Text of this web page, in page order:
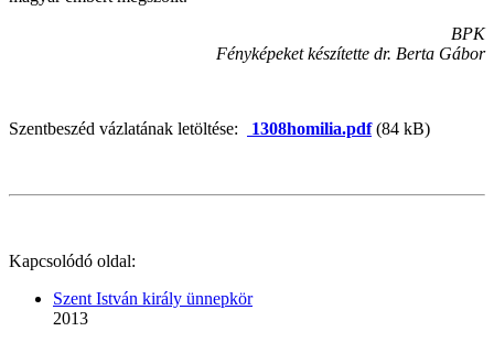
BPK
Fényképeket készítette dr. Berta Gábor
Szentbeszéd vázlatának letöltése: 1308homilia.pdf(84 kB)
Kapcsolódó oldal:
Szent István király ünnepkör
2013